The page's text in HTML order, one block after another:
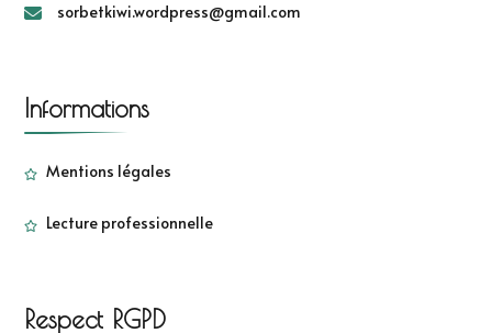
sorbetkiwi.wordpress@gmail.com
Informations
Mentions légales
Lecture professionnelle
Respect RGPD